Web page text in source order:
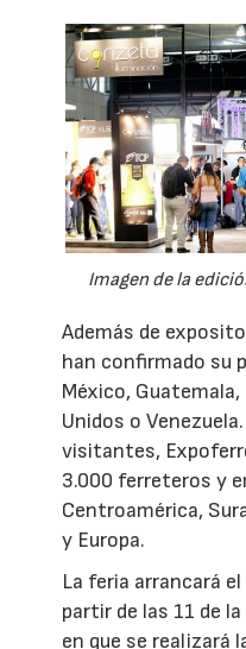
Imagen de la
Además de
han confirmado su
México,
Unidos o
visitantes,
3.000 ferreteros y
Centroamérica,
y Europa.
La feria arrancará
partir de las 11 de
en que se realizará